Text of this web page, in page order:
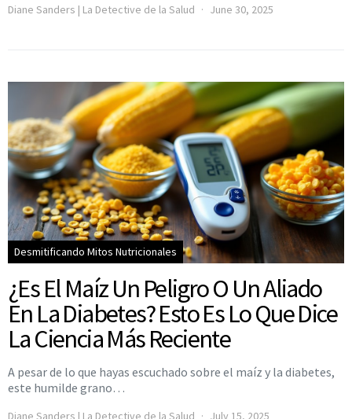
Diane Sanders | La Detective de la Salud June 30, 2025
Desmitificando Mitos Nutricionales
¿Es El Maíz Un Peligro O Un Aliado
En La Diabetes? Esto Es Lo Que Dice
La Ciencia Más Reciente
A pesar de lo que hayas escuchado sobre el maíz y la diabetes,
este humilde grano…
Diane Sanders | La Detective de la Salud July 15, 2025